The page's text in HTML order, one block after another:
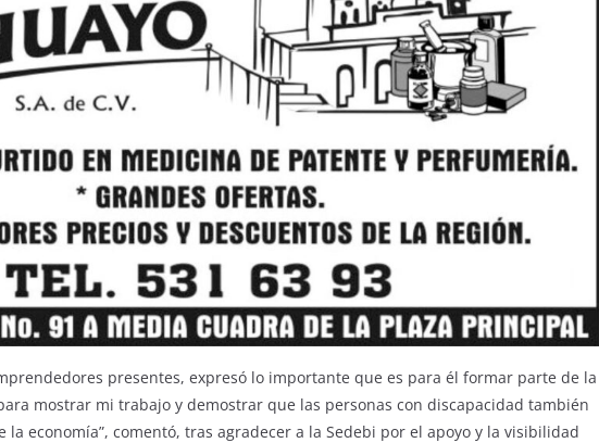
presentes, expresó lo importante que es para él formar parte de la
mostrar mi trabajo y demostrar que las personas con discapacidad también
la economía”, comentó, tras agradecer a la Sedebi por el apoyo y la visibilidad